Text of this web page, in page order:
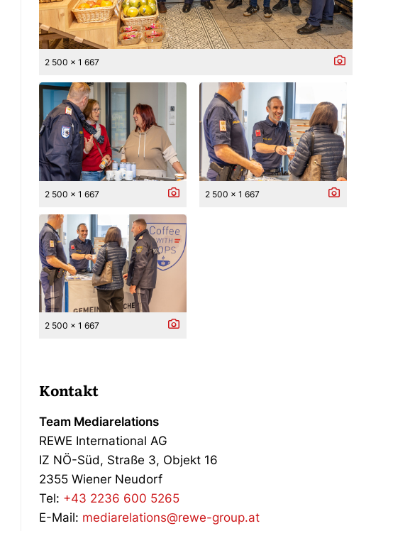
2 500 x 1 667
2 500 x 1 667 2 500 x 1 667
2 500 x 1 667
Kontakt
Team Mediarelations
REWE International AG
IZ NÖ-Süd, Straße 3, Objekt 16
2355 Wiener Neudorf
Tel: +43 2236 600 5265
E-Mail: mediarelations@rewe-group.at